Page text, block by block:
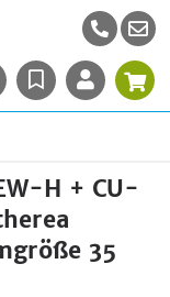
H + CU-
35